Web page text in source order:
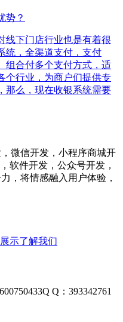
势？
线下门店行业也是有着很
统，全渠道支付，支付
组合付多个支付方式，适
个行业，为商户们提供专
那么，现在收银系统需要
微信开发，小程序商城开
软件开发，公众号开发，
，将情感融入用户体验，
示了解我们
Q Q：393342761